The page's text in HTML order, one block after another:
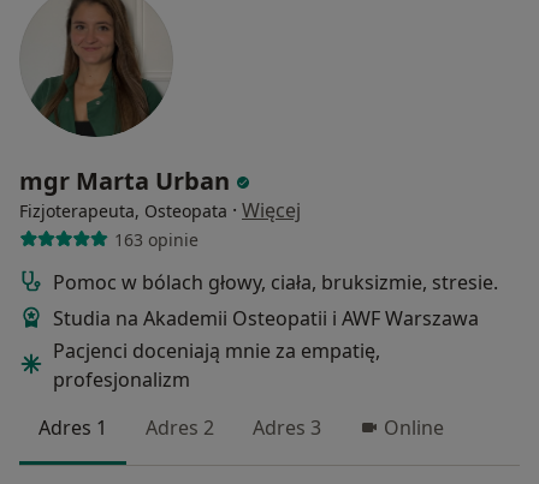
mgr Marta Urban
Fizjoterapeuta, Osteopata · Więcej
163 opinie
Pomoc w bólach głowy, ciała, bruksizmie, stresie.
Studia na Akademii Osteopatii i AWF Warszawa
Pacjenci doceniają mnie za empatię,
profesjonalizm
Adres 1
Adres 2 Adres 3 Online